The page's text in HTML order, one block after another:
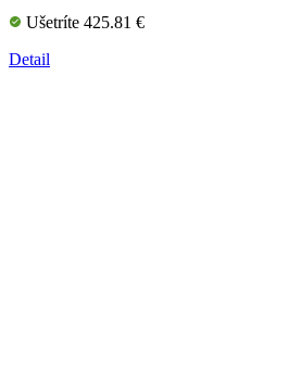
Ušetríte 425.81 €
Detail